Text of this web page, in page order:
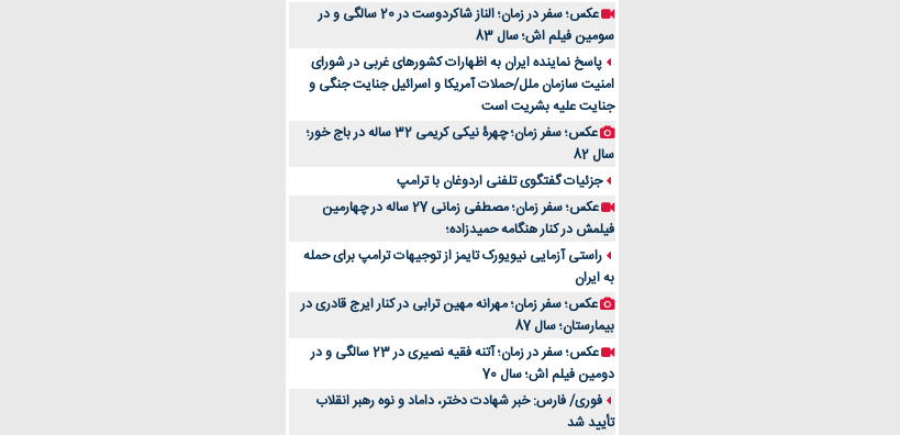
عکس؛ سفر در زمان؛ الناز شاکردوست در 20 سالگی و در
سومین فیلم اش؛ سال 83
پاسخ نماینده ایران به اظهارات کشورهای غربی در شورای
امنیت سازمان ملل/حملات آمریکا و اسرائیل جنایت جنگی و
جنایت علیه بشریت است
عکس؛ سفر زمان؛ چهرۀ نیکی کریمی 32 ساله در باج خور؛
سال 82
جزئیات گفتگوی تلفنی اردوغان با ترامپ
عکس؛ سفر زمان؛ مصطفی زمانی 27 ساله در چهارمین
فیلمش در کنار هنگامه حمیدزاده؛
راستی آزمایی نیویورک تایمز از توجیهات ترامپ برای حمله
به ایران
عکس؛ سفر زمان؛ مهرانه مهین ترابی در کنار ایرج قادری در
بیمارستان؛ سال 87
عکس؛ سفر در زمان؛ آتنه فقیه نصیری در 23 سالگی و در
دومین فیلم اش؛ سال 70
فوری/ فارس: خبر شهادت دختر، داماد و نوه رهبر انقلاب
تأیید شد